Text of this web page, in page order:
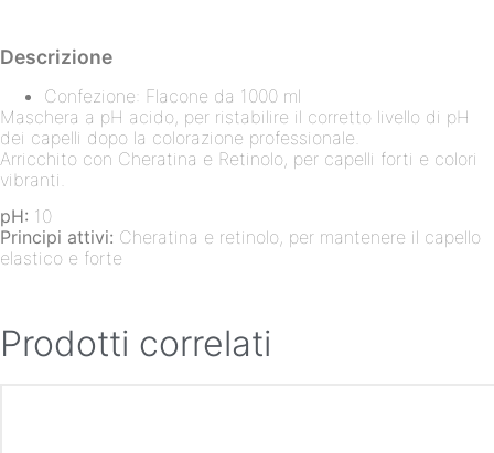
Descrizione
Confezione: Flacone da 1000 ml
Maschera a pH acido, per ristabilire il corretto livello di pH
dei capelli dopo la colorazione professionale.
Arricchito con Cheratina e Retinolo, per capelli forti e colori
vibranti.
pH: 10
Principi attivi: Cheratina e retinolo, per mantenere il capello
elastico e forte
Prodotti correlati